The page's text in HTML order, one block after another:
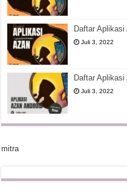
Daftar
Juli 3, 2022
Daftar
Juli 3, 2022
mitra